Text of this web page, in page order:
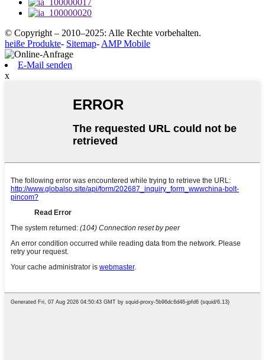
© Copyright – 2010–2025: Alle Rechte vorbehalten.
heiße Produkte- Sitemap- AMP Mobile
E-Mail senden
x